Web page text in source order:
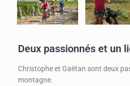
Deux passionnés et un
Christophe et Gaëtan sont deux
montagne.